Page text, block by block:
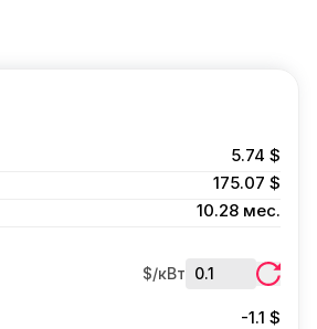
5.74 $
175.07 $
10.28 мес.
$/кВт
-1.1 $